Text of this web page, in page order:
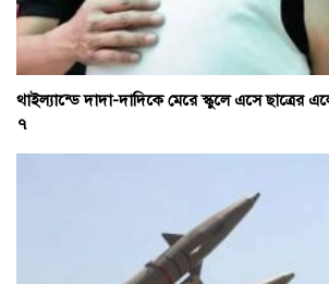
থাইল্যান্ডে দাদা-দাদিকে মেরে স্কুলে এসে ছাত্রের
৭